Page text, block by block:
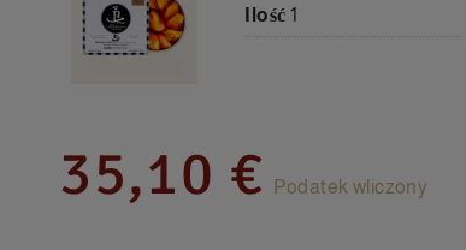
Ilość 1
35,10 € Podatek wliczony